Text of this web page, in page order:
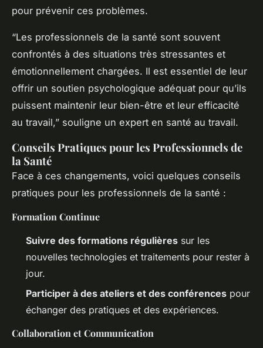
pour prévenir ces problèmes.
“Les professionnels de la santé sont souvent
confrontés à des situations très stressantes et
émotionnellement chargées. Il est essentiel de leur
offrir un soutien psychologique adéquat pour qu’ils
puissent maintenir leur bien-être et leur efficacité
au travail,” souligne un expert en santé au travail.
Conseils Pratiques pour les Professionnels de
la Santé
Face à ces changements, voici quelques conseils
pratiques pour les professionnels de la santé :
Formation Continue
Suivre des formations régulières sur les
nouvelles technologies et traitements pour rester à
jour.
Participer à des ateliers et des conférences pour
échanger des pratiques et des expériences.
Collaboration et Communication